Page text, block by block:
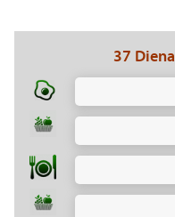
37 Diena